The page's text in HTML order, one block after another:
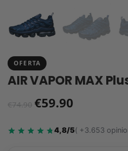
OFERTA
AIR VAPOR MAX
€74.90 €59.90
4,8/5( +3.653